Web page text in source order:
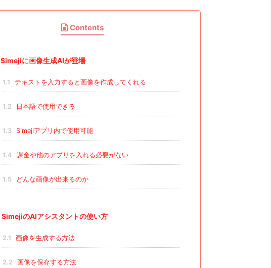
Contents
Simejiに画像生成AIが登場
1.1 テキストを入力すると画像を作成してくれる
1.2 日本語で使用できる
1.3 Simejiアプリ内で使用可能
1.4 課金や他のアプリを入れる必要がない
1.5 どんな画像が出来るのか
SimejiのAIアシスタントの使い方
2.1 画像を生成する方法
2.2 画像を保存する方法